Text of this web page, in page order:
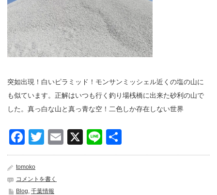
突如出現！白いピラミッド！モンサンミッシェル近くの塩の山に
も似ています。正解はいつも行く釣り場桟橋に出来た砂利の山で
した。真っ白な山と真っ青な空！二色しか存在しない世界
Facebook
Twitter
Email
X Line
有
tomoko
コメントを書く
Blog 千葉情報